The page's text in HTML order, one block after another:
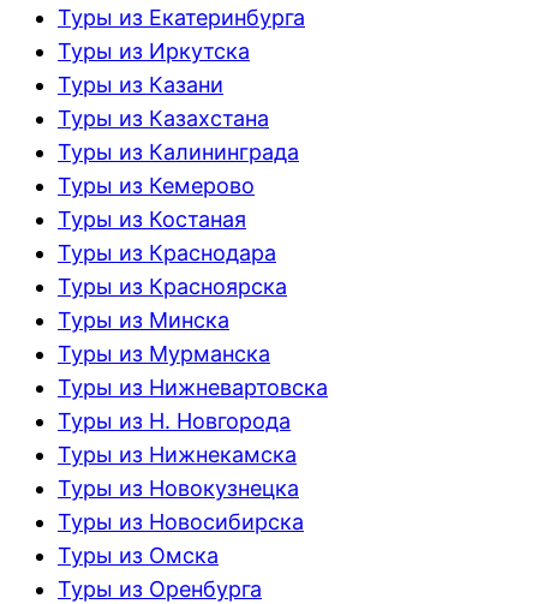
Туры из Екатеринбурга
Туры из Иркутска
Туры из Казани
Туры из Казахстана
Туры из Калининграда
Туры из Кемерово
Туры из Костаная
Туры из Краснодара
Туры из Красноярска
Туры из Минска
Туры из Мурманска
Туры из Нижневартовска
Туры из Н. Новгорода
Туры из Нижнекамска
Туры из Новокузнецка
Туры из Новосибирска
Туры из Омска
Туры из Оренбурга